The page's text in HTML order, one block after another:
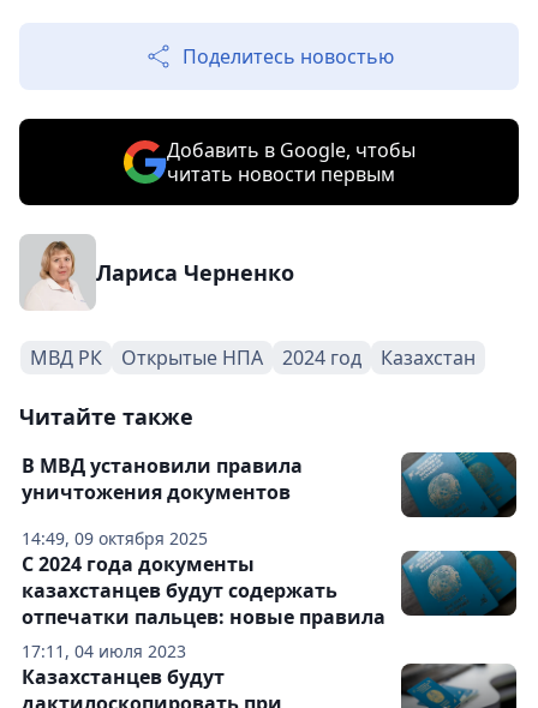
Поделитесь новостью
Добавить в Google, чтобы
читать новости первым
Лариса Черненко
МВД РК Открытые НПА 2024 год Казахстан
Читайте также
14:49, 09 октября 2025
В МВД установили правила
уничтожения документов
17:11, 04 июля 2023
С 2024 года документы
казахстанцев будут содержать
отпечатки пальцев: новые правила
Казахстанцев будут